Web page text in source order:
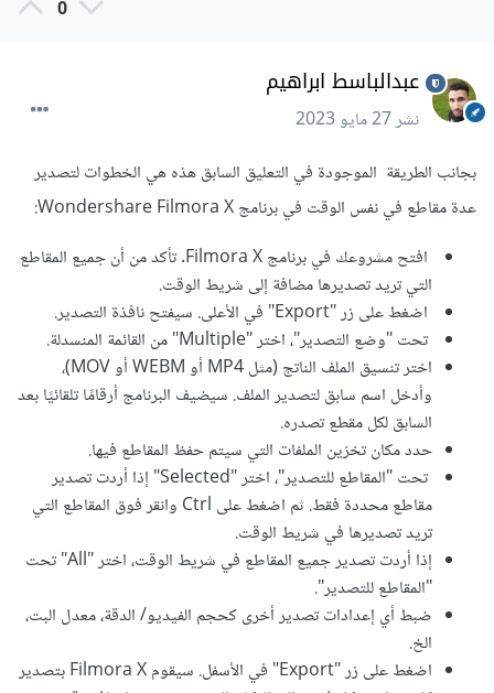
0
عبدالباسط ابراهيم
نشر27 مايو 2023
بجانب الطريقة الموجودة في التعليق السابق هذه هي الخطوات لتصدير
عدة مقاطع في نفس الوقت في برنامج Wondershare Filmora X:
افتح مشروعك في برنامج Filmora X. تأكد من أن جميع المقاطع
التي تريد تصديرها مضافة إلى شريط الوقت.
اضغط على زر "Export" في الأعلى. سيفتح نافذة التصدير.
تحت "وضع التصدير"، اختر "Multiple" من القائمة المنسدلة.
اختر تنسيق الملف الناتج (مثل MP4 أو WEBM أو MOV)،
وأدخل اسم سابق لتصدير الملف. سيضيف البرنامج أرقامًا تلقائيًا بعد
السابق لكل مقطع تصدره.
حدد مكان تخزين الملفات التي سيتم حفظ المقاطع فيها.
تحت "المقاطع للتصدير"، اختر "Selected" إذا أردت تصدير
مقاطع محددة فقط. ثم اضغط على Ctrl وانقر فوق المقاطع التي
تريد تصديرها في شريط الوقت.
إذا أردت تصدير جميع المقاطع في شريط الوقت، اختر "All" تحت
"المقاطع للتصدير".
ضبط أي إعدادات تصدير أخرى كحجم الفيديو/ الدقة، معدل البت،
الخ.
اضغط على زر "Export" في الأسفل. سيقوم Filmora X بتصدير